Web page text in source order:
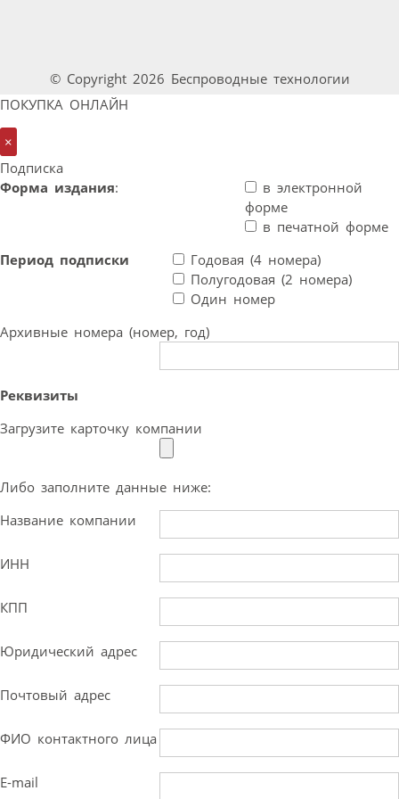
© Copyright 2026 Беспроводные технологии
ПОКУПКА ОНЛАЙН
×
Подписка
Форма издания:
в электронной
форме
в печатной форме
Период подписки
Годовая (4 номера)
Полугодовая (2 номера)
Один номер
Архивные номера (номер, год)
Реквизиты
Загрузите карточку компании
Либо заполните данные ниже:
Название компании
ИНН
КПП
Юридический адрес
Почтовый адрес
ФИО контактного лица
E-mail